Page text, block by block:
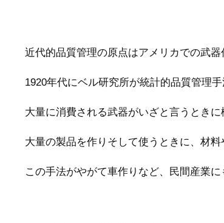
近代的品質管理の原点はアメリカでの武器
1920年代にベル研究所が統計的品質管理
大量に消費される武器がいざと言うときに
大量の製品を作りそして使うときに、材
この手法がやがて車作りなど、民間産業